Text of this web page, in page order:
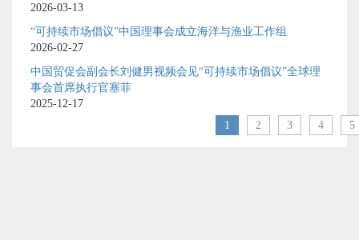
2026-03-13
“可持续市场倡议”中国理事会成立海洋与渔业工作组
2026-02-27
中国贸促会副会长刘健男视频会见“可持续市场倡议”全球理
事会首席执行官塞菲
2025-12-17
1
2 3 4 5